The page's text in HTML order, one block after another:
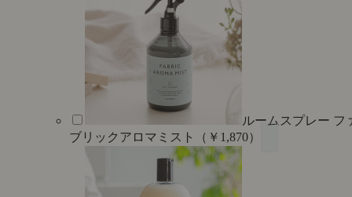
ルームスプレー フ
ブリックアロマミスト（￥1,870）